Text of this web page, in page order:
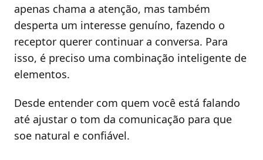
apenas chama a atenção, mas também
desperta um interesse genuíno, fazendo o
receptor querer continuar a conversa. Para
isso, é preciso uma combinação inteligente de
elementos.
Desde entender com quem você está falando
até ajustar o tom da comunicação para que
soe natural e confiável.